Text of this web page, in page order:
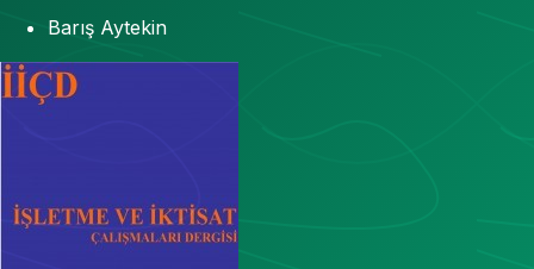
Barış Aytekin